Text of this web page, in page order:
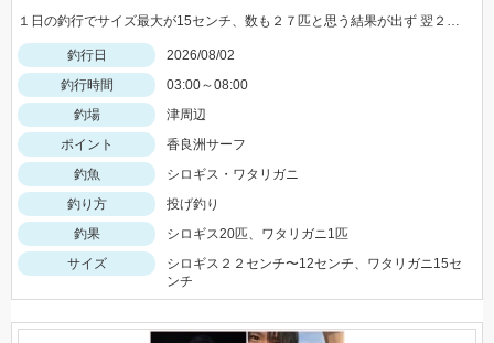
１日の釣行でサイズ最大が15センチ、数も２７匹と思う結果が出ず 翌２日に同じ時間、同じ場所でリベンジ。 いつもはエサは石ゴカイだけど今日はゴールドイソメを使ってみました。 夜暗い時間は石ゴカイよりも当たりも多く釣れる数も多かったですね。 7時の潮止まり頃に大きな当たりで蟹かな？と思いきや何と２２センチと、21センチのダブルでした。 今期のサイズ更新をしました。 その後、ワタリガニも釣れてリベンジ成功でした。 皆さん、記念写真は釣ったその場で撮影しましょうね。 家に帰ってからでは1センチほど縮んでしまいますからね。笑
釣行日
2026/08/02
釣行時間
03:00～08:00
釣場
津周辺
ポイント
香良洲サーフ
釣魚
シロギス・ワタリガニ
釣り方
投げ釣り
釣果
シロギス20匹、ワタリガニ1匹
サイズ
シロギス２２センチ〜12センチ、ワタリガニ15セ
ンチ